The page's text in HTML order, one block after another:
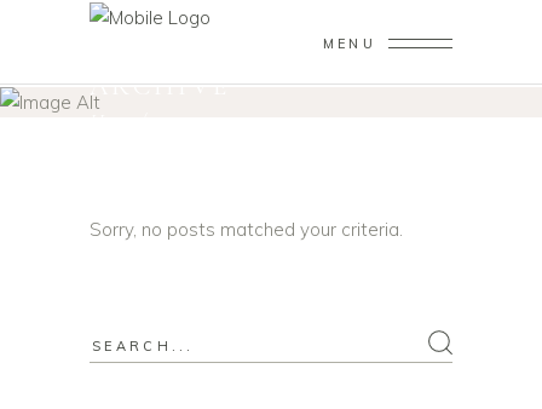
MENU
ARCHIVE
Sorry, no posts matched your criteria.
Search